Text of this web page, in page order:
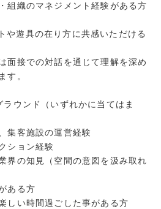
組織のマネジメント経験がある方
や遊具の在り方に共感いただける
面接での対話を通じて理解を深め
す。
ウンド（いずれかに当てはま
集客施設の運営経験
ション経験
界の知見（空間の意図を汲み取れ
ある方
しい時間過ごした事がある方